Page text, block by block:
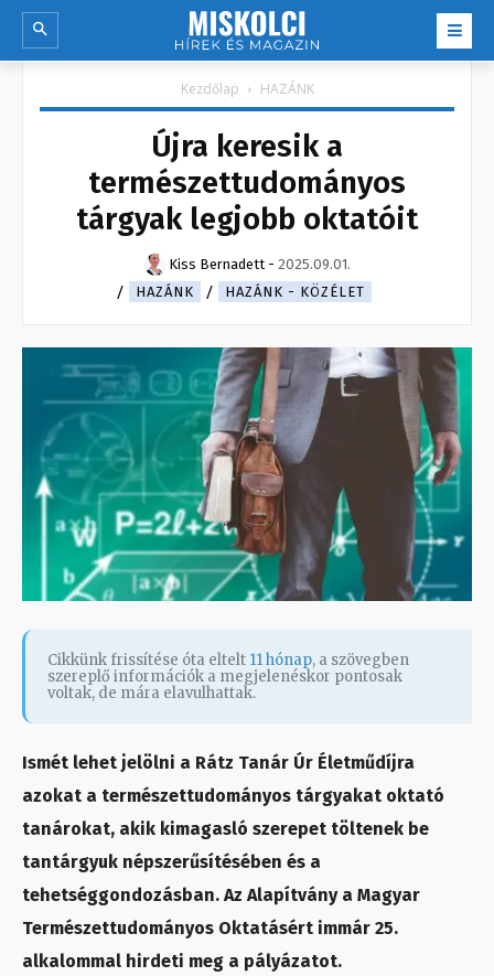
Kezdőlap HAZÁNK
Újra keresik a
természettudományos
tárgyak legjobb oktatóit
Kiss Bernadett - 2025.09.01.
HAZÁNK
HAZÁNK - KÖZÉLET
Cikkünk frissítése óta eltelt 11 hónap, a szövegben
szereplő információk a megjelenéskor pontosak
voltak, de mára elavulhattak.
Ismét lehet jelölni a Rátz Tanár Úr Életműdíjra
azokat a természettudományos tárgyakat oktató
tanárokat, akik kimagasló szerepet töltenek be
tantárgyuk népszerűsítésében és a
tehetséggondozásban. Az Alapítvány a Magyar
Természettudományos Oktatásért immár 25.
alkalommal hirdeti meg a pályázatot.